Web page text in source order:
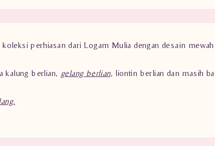
perhiasan dari Logam Mulia dengan desain mewah
kalung berlian, gelang berlian, liontin berlian dan masih